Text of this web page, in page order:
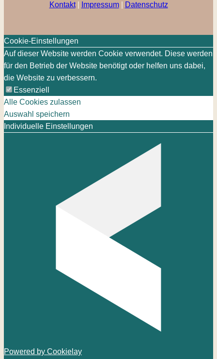
Kontakt| Impressum| Datenschutz
Cookie-Einstellungen
Auf dieser Website werden Cookie verwendet. Diese werden
für den Betrieb der Website benötigt oder helfen uns dabei,
die Website zu verbessern.
Essenziell
Alle Cookies zulassen
Auswahl speichern
Individuelle Einstellungen
Powered by Cookielay